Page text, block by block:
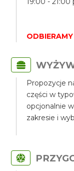
Propozycje
części w
opcjonalnie
zakresie i